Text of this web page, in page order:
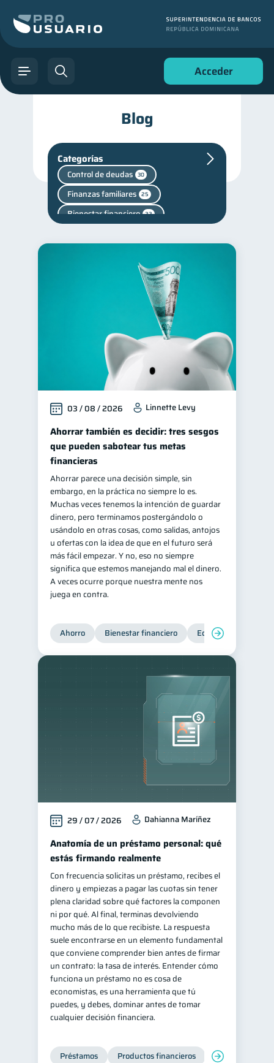
Acceder
Blog
Categorías
Control de deudas 30
Finanzas familiares 25
Bienestar financiero 22
44
Educación financiera
Finanzas para jóvenes
Inclusión financiera 22
Finanzas para mujeres 20
Salud financiera 12
Organización Financiera 10
Deudas 10
Entidad financiera
Préstamos 8 Ahorro 8
Consejos 6
Tarjeta de crédito 6
Historial crediticio 6
Ciberseguridad 5
Derechos & Deberes 4
Vacaciones 2
Criptomonedas 2
Educación Financiera
Mipymes 1
Información financiera 1
inversiones 1
Salud mental 1 ahorro 1
Retiro 1 Doble sueldo
Gasto responsable 1
información financiera 1
03 / 08 / 2026 Linnette Levy
Ahorrar también es decidir: tres sesgos
que pueden sabotear tus metas
financieras
Ahorrar parece una decisión simple, sin
embargo, en la práctica no siempre lo es.
Muchas veces tenemos la intención de guardar
dinero, pero terminamos postergándolo o
usándolo en otras cosas, como salidas, antojos
u ofertas con la idea de que en el futuro será
más fácil empezar. Y no, eso no siempre
significa que estemos manejando mal el dinero.
A veces ocurre porque nuestra mente nos
juega en contra.
Ahorro Bienestar financiero Educación financiera
29 / 07 / 2026 Dahianna Maríñez
Anatomía de un préstamo personal: qué
estás firmando realmente
Con frecuencia solicitas un préstamo, recibes el
dinero y empiezas a pagar las cuotas sin tener
plena claridad sobre qué factores la componen
ni por qué. Al final, terminas devolviendo
mucho más de lo que recibiste. La respuesta
suele encontrarse en un elemento fundamental
que conviene comprender bien antes de firmar
un contrato: la tasa de interés. Entender cómo
funciona un préstamo no es cosa de
economistas, es una herramienta que tú
puedes, y debes, dominar antes de tomar
cualquier decisión financiera.
Préstamos Productos financieros Manejo de